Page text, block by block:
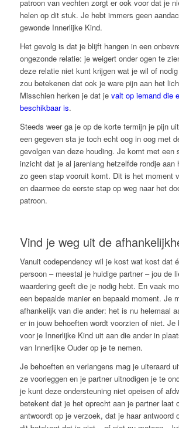
patroon van vechten zorgt er ook voor dat je
helen op dit stuk. Je hebt immers geen
gewonde Innerlijke Kind.
Het gevolg is dat je blijft hangen in een
ongezonde relatie: je weigert onder ogen te
deze relatie niet kunt krijgen wat je wil of
zou betekenen dat ook je ware pijn aan het
Misschien herken je dat je valt op iemand die
beschikbaar is.
Steeds weer ga je op de korte termijn je pijn
een gegeven sta je toch echt oog in oog met
gevolgen van deze houding. Je komt met een
inzicht dat je al jarenlang hetzelfde rondje aan
zo geen stap vooruit komt. Dit is het moment
en daarmee de eerste stap op weg naar het
patroon.
Vind je weg uit de
Vanuit codependency wil je kost wat kost dat
persoon – meestal je huidige partner – jou de
waardering geeft die je nodig hebt. En vaak
een bepaalde manier en bepaald moment. Je
afhankelijk van die ander: het is nu helemaal
er in jouw behoeften wordt voorzien of niet. Je
voor je Innerlijke Kind uit aan die ander in
van Innerlijke Ouder op je te nemen.
Je behoeften en verlangens mag je uiteraard
ze voorleggen en je partner uitnodigen je te
je kunt deze ondersteuning niet opeisen of
betekent dat je het oprecht aan je partner laat
antwoordt op je verzoek, dat je haar antwoord